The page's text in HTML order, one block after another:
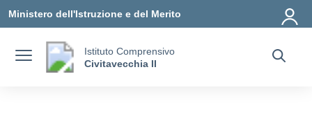
Ministero dell'Istruzione e del Merito
Istituto Comprensivo
Civitavecchia II